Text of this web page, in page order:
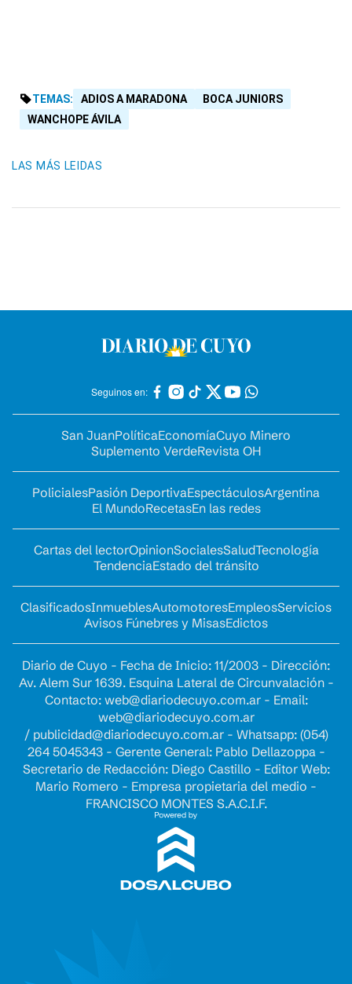
TEMAS: ADIOS A MARADONA
BOCA JUNIORS
WANCHOPE ÁVILA
LAS MÁS LEIDAS
Seguinos en:
San JuanPolíticaEconomíaCuyo Minero
Suplemento VerdeRevista OH
PolicialesPasión DeportivaEspectáculosArgentina
El MundoRecetasEn las redes
Cartas del lectorOpinionSocialesSaludTecnología
TendenciaEstado del tránsito
ClasificadosInmueblesAutomotoresEmpleosServicios
Avisos Fúnebres y MisasEdictos
Diario de Cuyo - Fecha de Inicio: 11/2003 - Dirección:
Av. Alem Sur 1639. Esquina Lateral de Circunvalación -
Contacto: web@diariodecuyo.com.ar- Email:
web@diariodecuyo.com.ar
/ publicidad@diariodecuyo.com.ar- Whatsapp: (054)
264 5045343 - Gerente General: Pablo Dellazoppa -
Secretario de Redacción: Diego Castillo - Editor Web:
Mario Romero - Empresa propietaria del medio -
FRANCISCO MONTES S.A.C.I.F.